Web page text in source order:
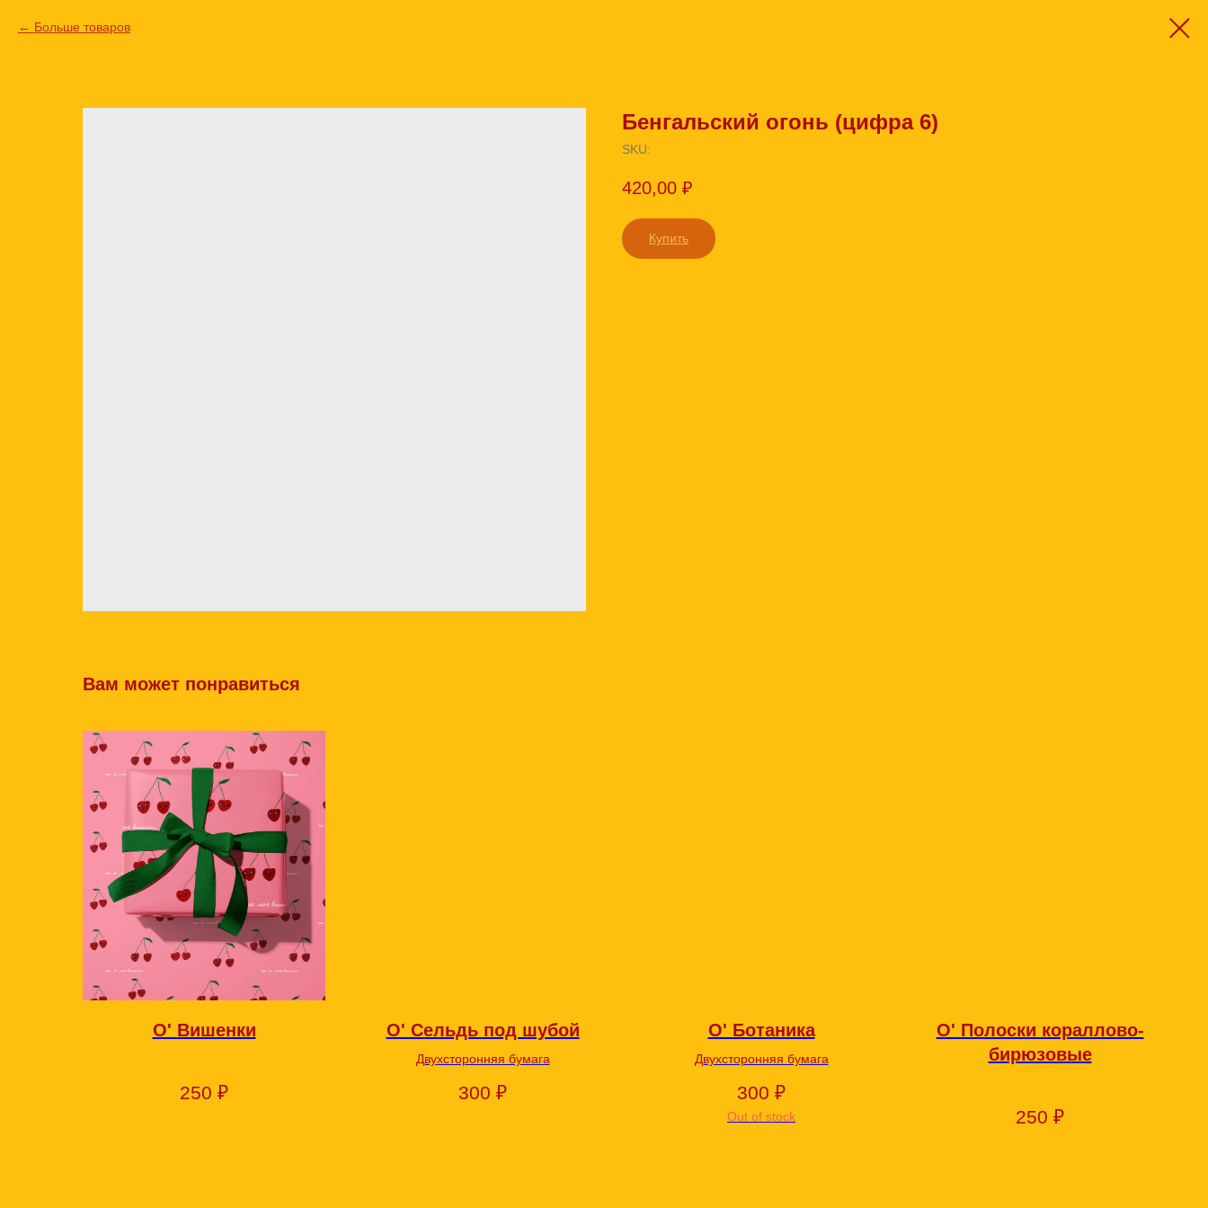
Больше товаров
Бенгальский огонь (цифра 6)
SKU:
420,00 ₽
Купить
Вам может понравиться
О' Вишенки
250 ₽
О' Сельдь под шубой
Двухсторонняя бумага
300 ₽
О' Ботаника
Двухсторонняя бумага
300 ₽
Out of stock
О' Полоски кораллово-
бирюзовые
250 ₽